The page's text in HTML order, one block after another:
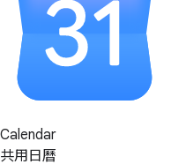
Calendar
共用日曆